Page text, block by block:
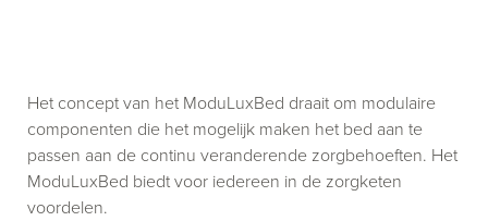
Het concept van het ModuLuxBed draait om modulaire
componenten die het mogelijk maken het bed aan te
passen aan de continu veranderende zorgbehoeften. Het
ModuLuxBed biedt voor iedereen in de zorgketen
voordelen.